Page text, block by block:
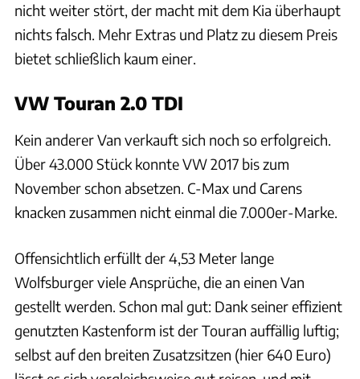
nicht weiter stört, der macht mit dem Kia überhaupt
nichts falsch. Mehr Extras und Platz zu diesem Preis
bietet schließlich kaum einer.
VW Touran 2.0 TDI
Kein anderer Van verkauft sich noch so erfolgreich.
Über 43.000 Stück konnte VW 2017 bis zum
November schon absetzen. C-Max und Carens
knacken zusammen nicht einmal die 7.000er-Marke.
Offensichtlich erfüllt der 4,53 Meter lange
Wolfsburger viele Ansprüche, die an einen Van
gestellt werden. Schon mal gut: Dank seiner effizient
genutzten Kastenform ist der Touran auffällig luftig;
selbst auf den breiten Zusatzsitzen (hier 640 Euro)